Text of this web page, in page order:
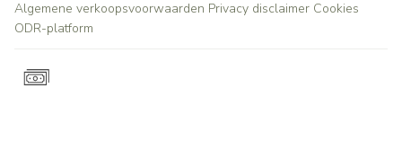
Algemene verkoopsvoorwaarden Privacy disclaimer Cookies
ODR-platform